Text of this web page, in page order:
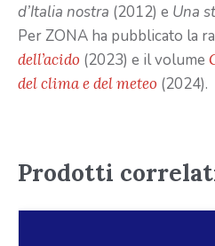
d’Italia nostra (2012) e Una
Per ZONA ha pubblicato la
dell’acido (2023) e il volume
del clima e del meteo (2024).
Prodotti